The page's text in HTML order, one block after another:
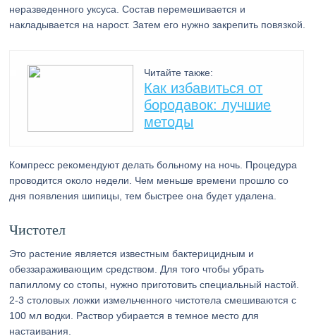
неразведенного уксуса. Состав перемешивается и
накладывается на нарост. Затем его нужно закрепить повязкой.
Читайте также:
Как избавиться от
бородавок: лучшие
методы
Компресс рекомендуют делать больному на ночь. Процедура
проводится около недели. Чем меньше времени прошло со
дня появления шипицы, тем быстрее она будет удалена.
Чистотел
Это растение является известным бактерицидным и
обеззараживающим средством. Для того чтобы убрать
папиллому со стопы, нужно приготовить специальный настой.
2-3 столовых ложки измельченного чистотела смешиваются с
100 мл водки. Раствор убирается в темное место для
настаивания.